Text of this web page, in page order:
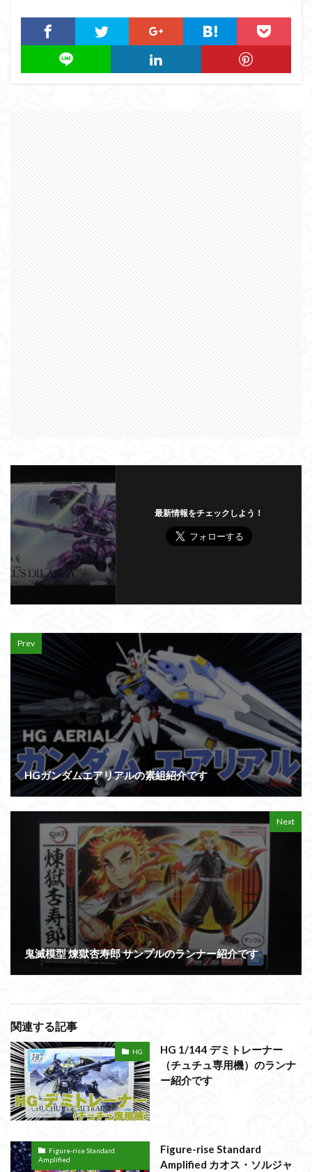
最新情報をチェックしよう！
Prev
HGガンダムエアリアルの素組紹介です
Next
鬼滅模型 煉獄杏寿郎 サンプルのランナー紹介です
関連する記事
HG
HG 1/144 デミトレーナー
（チュチュ専用機）のランナ
ー紹介です
Figure-rise Standard
Amplified
Figure-rise Standard
Amplified カオス・ソルジャ